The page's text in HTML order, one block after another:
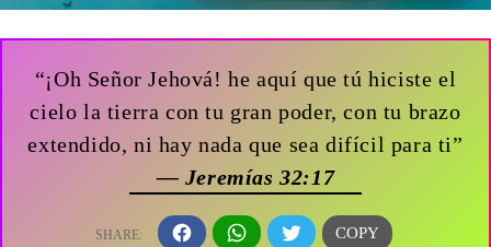
“¡Oh Señor Jehová! he aquí que tú hiciste el
cielo la tierra con tu gran poder, con tu brazo
extendido, ni hay nada que sea difícil para ti”
— Jeremías 32:17